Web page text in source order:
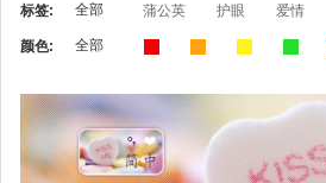
标签: 全部 蒲公英 护眼 爱情
颜色: 全部